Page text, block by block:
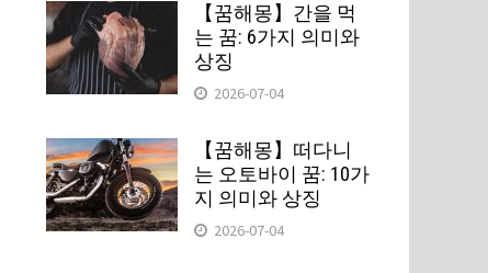
【꿈해몽】간을 먹
는 꿈: 6가지 의미와
상징
2026-07-04
【꿈해몽】떠다니
는 오토바이 꿈: 10가
지 의미와 상징
2026-07-04